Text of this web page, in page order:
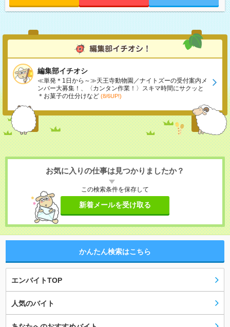
編集部イチオシ
≪単発＊1日から～≫天王寺動物園／ナイトズーの受付案内メ
ンバー大募集！、〈カンタン作業！〉スキマ時間にサクッと
＊お菓子の仕分けなど (8/6UP!)
お気に入りの仕事は見つかりましたか？
この検索条件を保存して
新着メールを受け取る
かんたん検索はこちら
エンバイトTOP
人気のバイト